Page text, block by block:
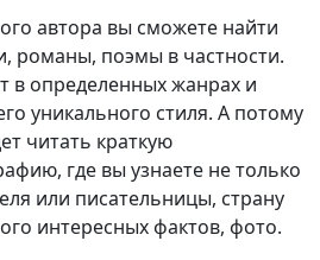
автора вы сможете найти
романы, поэмы в частности.
в определенных жанрах и
уникального стиля. А потому
читать краткую
где вы узнаете не только
или писательницы, страну
интересных фактов, фото.